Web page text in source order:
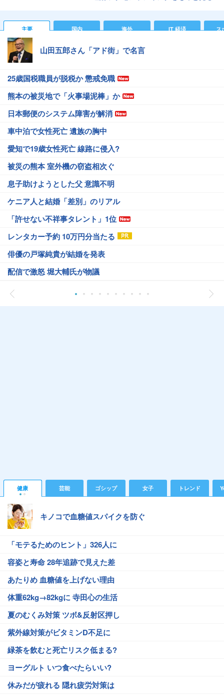
主要 国内 海外 IT 経済 ス
山田五郎さん「アド街」で名言
25歳国税職員が脱税か 懲戒免職
熊本の被災地で「火事場泥棒」か
日本郵便のシステム障害が解消
車中泊で女性死亡 遺族の胸中
愛知で19歳女性死亡 線路に侵入?
被災の熊本 室外機の窃盗相次ぐ
息子助けようとした父 意識不明
ケニア人と結婚「差別」のリアル
「許せない不祥事タレント」1位
レンタカー予約 10万円分当たる
俳優の戸塚純貴が結婚を発表
配信で激怒 堀大輔氏が物議
健康 芸能 ゴシップ 女子 トレンド
キノコで血糖値スパイクを防ぐ
「モテるためのヒント」326人に
容姿と寿命 28年追跡で見えた差
あたりめ 血糖値を上げない理由
体重62kg→82kgに 寺田心の生活
夏のむくみ対策 ツボ&反射区押し
紫外線対策がビタミンD不足に
緑茶を飲むと死亡リスク低まる?
ヨーグルト いつ食べたらいい?
休みだが疲れる 隠れ疲労対策は